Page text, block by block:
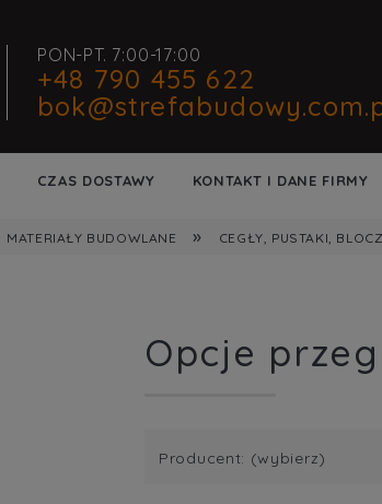
PON-PT. 7:00-17:00
+48 790 455 622
CZAS DOSTAWY KONTAKT I DANE FIRMY
MATERIAŁY BUDOWLANE » CEGŁY, PUSTAKI,
Opcje
Producent: (wybierz)